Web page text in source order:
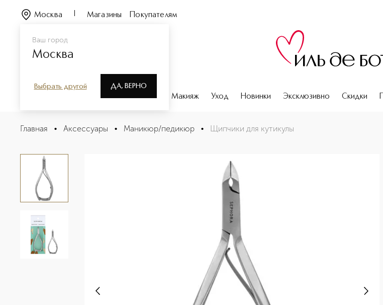
Ваш город
Москва
Выбрать другой ДА, ВЕРНО
Москва Магазины Покупателям
Парфюмерия Макияж Уход Новинки Эксклюзивно Скидки
Щипчики для кутикулы
Описание
Главная • Аксессуары • Маникюр/педикюр • Щипчики для кутикулы